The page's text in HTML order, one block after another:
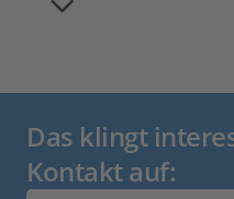
Das klingt
Kontakt auf: